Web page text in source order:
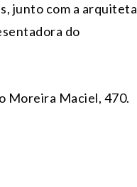
junto com a arquiteta
do
Moreira Maciel, 470.